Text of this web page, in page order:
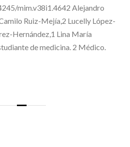
mim.v38i1.4642 Alejandro
Ruiz-Mejía,2 Lucelly López-
Hernández,1 Lina María
de medicina. 2 Médico.